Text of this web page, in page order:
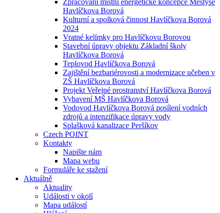
Zpracování místní energetické koncepce Městyse
Havlíčkova Borová
Kulturní a spolková činnost Havlíčkova Borová
2024
Vratné kelímky pro Havlíčkovu Borovou
Stavební úpravy objektu Základní školy
Havlíčkova Borová
Teplovod Havlíčkova Borová
Zajištění bezbariérovosti a modernizace učeben v
ZŠ Havlíčkova Borová
Projekt Veřejné prostranství Havlíčkova Borová
Vybavení MŠ Havlíčkova Borová
Vodovod Havlíčkova Borová posílení vodních
zdrojů a intenzifikace úpravy vody
Splašková kanalizace Peršíkov
Czech POINT
Kontakty
Napište nám
Mapa webu
Formuláře ke stažení
Aktuálně
Aktuality
Události v okolí
Mapa událostí